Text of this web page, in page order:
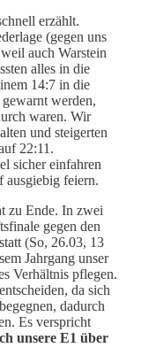
erzählt.
(gegen uns
auch Warstein
alles in die
14:7 in die
werden,
waren. Wir
und steigerten
22:11.
sicher einfahren
ausgiebig feiern.
zu Ende. In zwei
gegen den
(So, 26.03, 13
Jahrgang unser
Verhältnis pflegen.
da sich
dadurch
Es verspricht
unsere E1 über